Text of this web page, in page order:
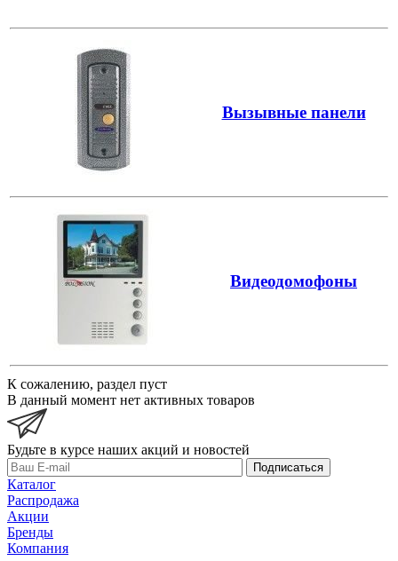
Вызывные панели
Видеодомофоны
К сожалению, раздел пуст
В данный момент нет активных товаров
Будьте в курсе наших акций и новостей
Подписаться
Каталог
Распродажа
Акции
Бренды
Компания